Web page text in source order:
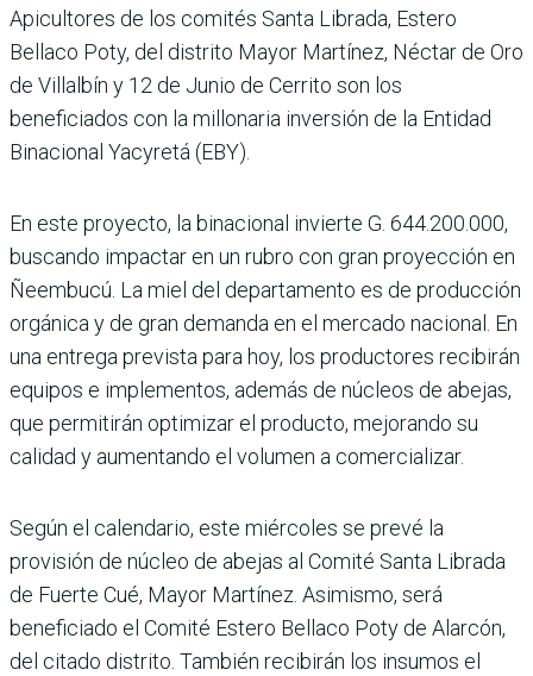
Apicultores de los comités Santa Librada, Estero
Bellaco Poty, del dis­trito Mayor Martínez, Néc­tar de Oro
de Villalbín y 12 de Junio de Cerrito son los
beneficiados con la millona­ria inversión de la Entidad
Binacional Yacyretá (EBY).
En este proyecto, la binacio­nal invierte G. 644.200.000,
buscando impactar en un rubro con gran proyección en
Ñeembucú. La miel del depar­tamento es de producción
orgánica y de gran demanda en el mercado nacional. En
una entrega prevista para hoy, los productores recibirán
equipos e implementos, ade­más de núcleos de abejas,
que permitirán optimizar el pro­ducto, mejorando su
calidad y aumentando el volumen a comercializar.
Según el calen­dario, este miércoles se prevé la
provisión de núcleo de abe­jas al Comité Santa Librada
de Fuerte Cué, Mayor Martínez. Asimismo, será
beneficiado el Comité Estero Bellaco Poty de Alarcón,
del citado dis­trito. También recibirán los insumos el